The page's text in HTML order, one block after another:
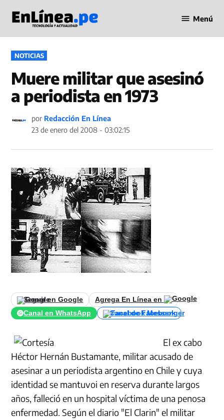
contenido
en Línea
Menú
PUBLICADO
EN
NOTICIAS
Muere militar que asesinó
a periodista en 1973
por Redacción En Línea
23 de enero del 2008 - 03:02:15
Seguir en Google
Agrega En Línea en
Canal en WhatsApp
Canal de Facebook
El ex cabo
Héctor Hernán Bustamante, militar acusado de
asesinar a un periodista argentino en Chile y cuya
identidad se mantuvoi en reserva durante largos
años, falleció en un hospital víctima de una penosa
enfermedad. Según el diario "El Clarin" el militar